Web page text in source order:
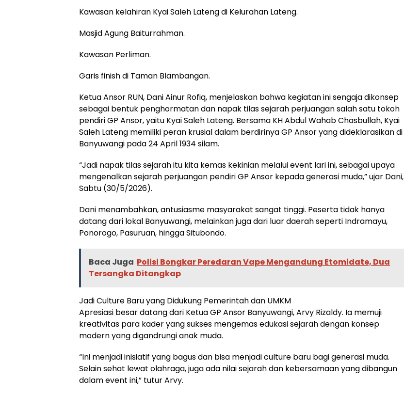
Kawasan kelahiran Kyai Saleh Lateng di Kelurahan Lateng.
Masjid Agung Baiturrahman.
Kawasan Perliman.
Garis finish di Taman Blambangan.
Ketua Ansor RUN, Dani Ainur Rofiq, menjelaskan bahwa kegiatan ini sengaja dikonsep
sebagai bentuk penghormatan dan napak tilas sejarah perjuangan salah satu tokoh
pendiri GP Ansor, yaitu Kyai Saleh Lateng. Bersama KH Abdul Wahab Chasbullah, Kyai
Saleh Lateng memiliki peran krusial dalam berdirinya GP Ansor yang dideklarasikan di
Banyuwangi pada 24 April 1934 silam.
“Jadi napak tilas sejarah itu kita kemas kekinian melalui event lari ini, sebagai upaya
mengenalkan sejarah perjuangan pendiri GP Ansor kepada generasi muda,” ujar Dani,
Sabtu (30/5/2026).
Dani menambahkan, antusiasme masyarakat sangat tinggi. Peserta tidak hanya
datang dari lokal Banyuwangi, melainkan juga dari luar daerah seperti Indramayu,
Ponorogo, Pasuruan, hingga Situbondo.
Baca Juga Polisi Bongkar Peredaran Vape Mengandung Etomidate, Dua
Tersangka Ditangkap
Jadi Culture Baru yang Didukung Pemerintah dan UMKM
Apresiasi besar datang dari Ketua GP Ansor Banyuwangi, Arvy Rizaldy. Ia memuji
kreativitas para kader yang sukses mengemas edukasi sejarah dengan konsep
modern yang digandrungi anak muda.
“Ini menjadi inisiatif yang bagus dan bisa menjadi culture baru bagi generasi muda.
Selain sehat lewat olahraga, juga ada nilai sejarah dan kebersamaan yang dibangun
dalam event ini,” tutur Arvy.